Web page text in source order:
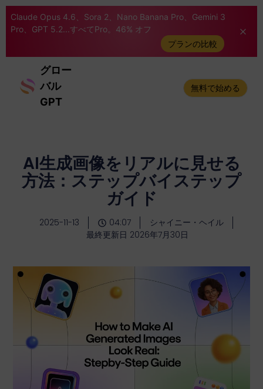
Claude Opus 4.6、Sora 2、Nano Banana Pro、Gemini 3
Pro、GPT 5.2...すべてPro。46% オフ
プランの比較
グロー
バル
GPT
無料で始める
AI生成画像をリアルに見せる
方法：ステップバイステップ
ガイド
2025-11-13 04:07
シャイニー・ヘイル
最終更新日 2026年7月30日